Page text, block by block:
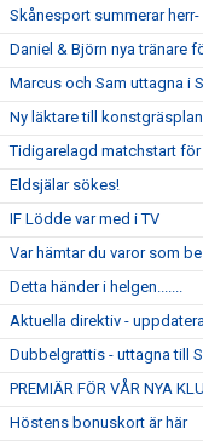
Skånesport summerar
Daniel & Björn nya tränare
Marcus och Sam uttagna i
Ny läktare till
Tidigarelagd matchstart för
Eldsjälar sökes!
IF Lödde var med i TV
Var hämtar du varor som
Detta händer i helgen.......
Aktuella direktiv -
Dubbelgrattis - uttagna till
PREMIÄR FÖR VÅR NYA
Höstens bonuskort är här